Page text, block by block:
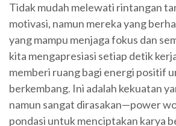
Tidak mudah melewati rintangan
motivasi, namun mereka yang
yang mampu menjaga fokus dan
kita mengapresiasi setiap detik
memberi ruang bagi energi positif
berkembang. Ini adalah kekuatan
namun sangat dirasakan—power
pondasi untuk menciptakan karya